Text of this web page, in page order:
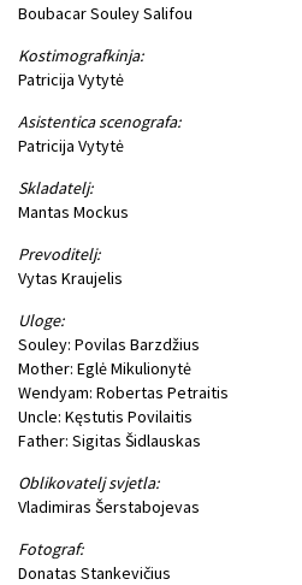
Boubacar Souley Salifou
Kostimografkinja:
Patricija Vytytė
Asistentica scenografa:
Patricija Vytytė
Skladatelj:
Mantas Mockus
Prevoditelj:
Vytas Kraujelis
Uloge:
Souley: Povilas Barzdžius
Mother: Eglė Mikulionytė
Wendyam: Robertas Petraitis
Uncle: Kęstutis Povilaitis
Father: Sigitas Šidlauskas
Oblikovatelj svjetla:
Vladimiras Šerstabojevas
Fotograf:
Donatas Stankevičius